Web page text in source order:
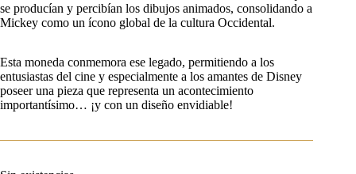
se producían y percibían los dibujos animados, consolidando a
Mickey como un ícono global de la cultura Occidental.
Esta moneda conmemora ese legado, permitiendo a los
entusiastas del cine y especialmente a los amantes de Disney
poseer una pieza que representa un acontecimiento
importantísimo… ¡y con un diseño envidiable!